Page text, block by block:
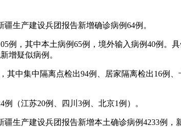
生产建设兵团报告新增确诊病例64例。
例，其中本土病例65例，境外输入病例40例
增疑似病例。
其中集中隔离点检出94例、居家隔离检出16
（江苏20例、四川3例、北京1例）。
生产建设兵团报告新增本土确诊病例4233例